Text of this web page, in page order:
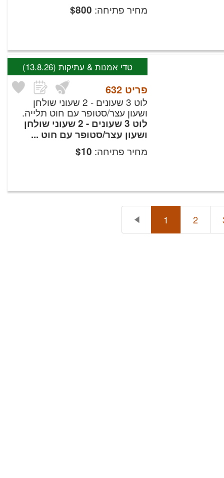
מחיר פתיחה:
$800
טדי אמנות & עתיקות (13.8.26)
פריט 632
לוט 3 שעונים - 2 שעוני שולחן
ושעון עצר/סטופר עם חוט תלייה.
לוט 3 שעונים - 2 שעוני שולחן
ושעון עצר/סטופר עם חוט ...
מחיר פתיחה:
$10
1 2